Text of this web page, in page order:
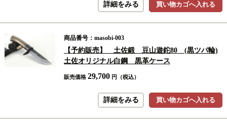
買い物カゴへ入れる
詳細をみる
商品番号：masobi-003
【予約販売】 土佐鍛 豆山遊鉈80 (黒ツバ輪)
土佐オリジナル白鋼 黒革ケース
販売価格 29,700 円（税込）
買い物カゴへ入れる
詳細をみる